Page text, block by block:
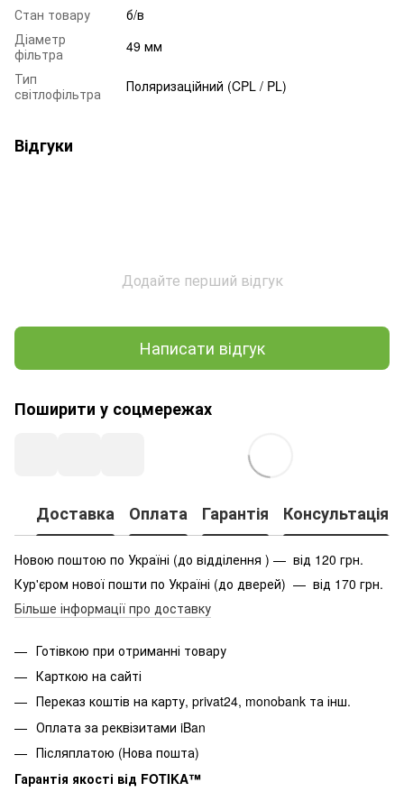
Стан товару
б/в
Діаметр
фільтра
49 мм
Тип
світлофільтра
Поляризаційний (CPL / PL)
Відгуки
Додайте перший відгук
Написати відгук
Поширити у соцмережах
Доставка Оплата Гарантія Консультація
Новою поштою по Україні (до відділення ) — від 120 грн.
Кур'єром нової пошти по Україні (до дверей) — від 170 грн.
Більше інформації про доставку
Готівкою при отриманні товару
Карткою на сайті
Переказ коштів на карту, privat24, monobank та інш.
Оплата за реквізитами iBan
Післяплатою (Нова пошта)
Гарантія якості від FOTIKA™